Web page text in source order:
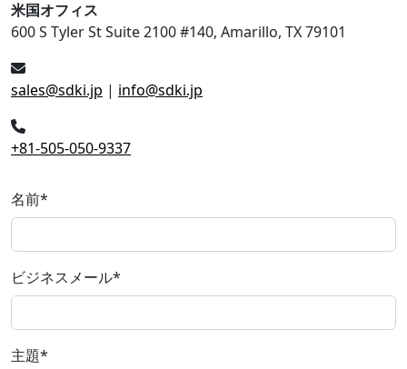
米国オフィス
600 S Tyler St Suite 2100 #140, Amarillo, TX 79101
sales@sdki.jp | info@sdki.jp
+81-505-050-9337
名前*
ビジネスメール*
主題*